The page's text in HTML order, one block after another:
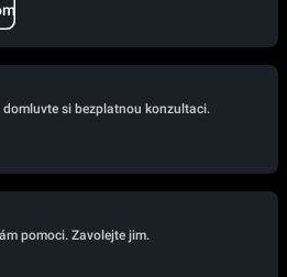
si bezplatnou konzultaci.
pomoci. Zavolejte jim.